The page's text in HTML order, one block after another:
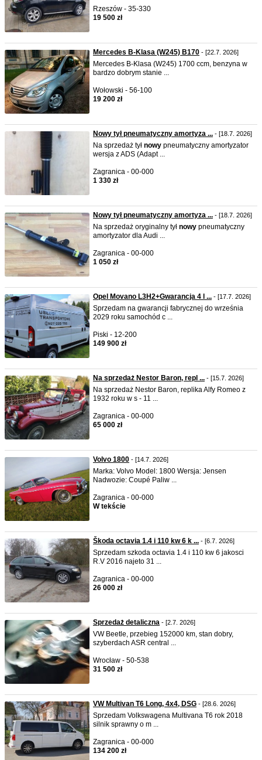
Rzeszów - 35-330
19 500 zł
Mercedes B-Klasa (W245) B170 - [22.7. 2026]
Mercedes B-Klasa (W245) 1700 ccm, benzyna w
bardzo dobrym stanie ...
Wołowski - 56-100
19 200 zł
Nowy tył pneumatyczny amortyza ... - [18.7. 2026]
Na sprzedaż tył nowy pneumatyczny amortyzator
wersja z ADS (Adapt ...
Zagranica - 00-000
1 330 zł
Nowy tył pneumatyczny amortyza ... - [18.7. 2026]
Na sprzedaż oryginalny tył nowy pneumatyczny
amortyzator dla Audi ...
Zagranica - 00-000
1 050 zł
Opel Movano L3H2+Gwarancja 4 l ... - [17.7. 2026]
Sprzedam na gwarancji fabrycznej do września
2029 roku samochód c ...
Piski - 12-200
149 900 zł
Na sprzedaż Nestor Baron, repl ... - [15.7. 2026]
Na sprzedaż Nestor Baron, replika Alfy Romeo z
1932 roku w s - 11 ...
Zagranica - 00-000
65 000 zł
Volvo 1800 - [14.7. 2026]
Marka: Volvo Model: 1800 Wersja: Jensen
Nadwozie: Coupé Paliw ...
Zagranica - 00-000
W tekście
Škoda octavia 1.4 i 110 kw 6 k ... - [6.7. 2026]
Sprzedam szkoda octavia 1.4 i 110 kw 6 jakosci
R.V 2016 najeto 31 ...
Zagranica - 00-000
26 000 zł
Sprzedaż detaliczna - [2.7. 2026]
VW Beetle, przebieg 152000 km, stan dobry,
szyberdach ASR central ...
Wrocław - 50-538
31 500 zł
VW Multivan T6 Long, 4x4, DSG - [28.6. 2026]
Sprzedam Volkswagena Multivana T6 rok 2018
silnik sprawny o m ...
Zagranica - 00-000
134 200 zł